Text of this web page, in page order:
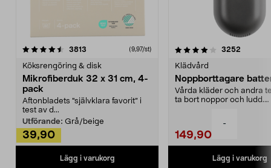
-
3813 (9,97/st)
Köksrengöring & disk
Mikrofiberduk 32 x 31 cm, 4-
pack
Aftonbladets "självklara favorit” i
test av d...
Utförande: Grå/beige
39,90
Lägg i varukorg
4.0av 5 stjärnor 3252
Klädvård
Noppborttagare
Vårda kläder och andra
ta bort noppor och ludd.
149,90
Lägg i varukorg
4.5av 5 stjärnor